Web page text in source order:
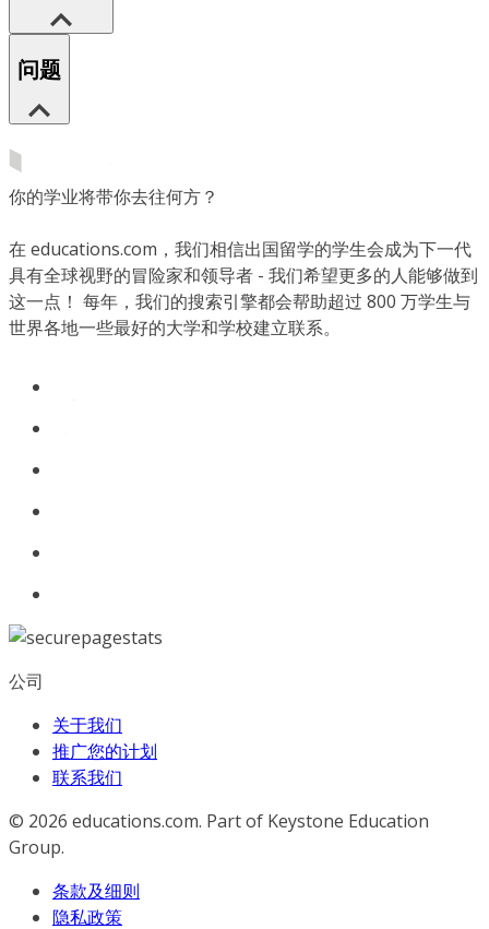
问题
你的学业将带你去往何方？
在 educations.com，我们相信出国留学的学生会成为下一代
具有全球视野的冒险家和领导者 - 我们希望更多的人能够做到
这一点！ 每年，我们的搜索引擎都会帮助超过 800 万学生与
世界各地一些最好的大学和学校建立联系。
公司
关于我们
推广您的计划
联系我们
© 2026 educations.com. Part of Keystone Education
Group.
条款及细则
隐私政策